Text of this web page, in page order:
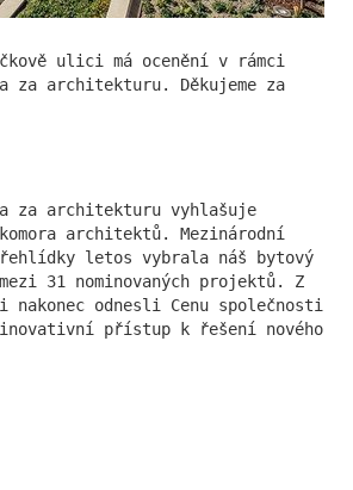
DAM architekti s.r.o. dnes
ulici má ocenění v rámci
za architekturu. Děkujeme za
za architekturu vyhlašuje
architektů. Mezinárodní
letos vybrala náš bytový
31 nominovaných projektů. Z
nakonec odnesli Cenu společnosti
přístup k řešení nového